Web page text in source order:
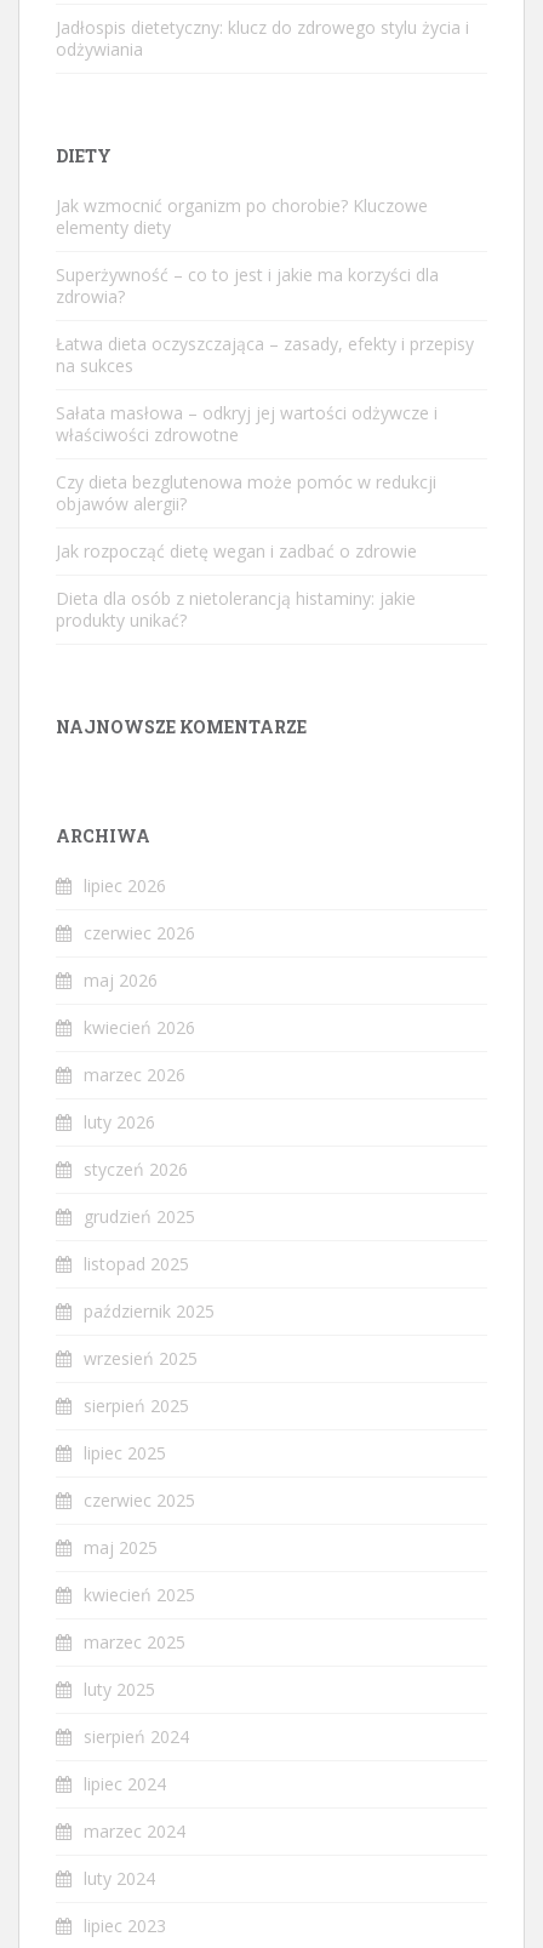
Jadłospis dietetyczny: klucz do zdrowego stylu życia i
odżywiania
DIETY
Jak wzmocnić organizm po chorobie? Kluczowe
elementy diety
Superżywność – co to jest i jakie ma korzyści dla
zdrowia?
Łatwa dieta oczyszczająca – zasady, efekty i przepisy
na sukces
Sałata masłowa – odkryj jej wartości odżywcze i
właściwości zdrowotne
Czy dieta bezglutenowa może pomóc w redukcji
objawów alergii?
Jak rozpocząć dietę wegan i zadbać o zdrowie
Dieta dla osób z nietolerancją histaminy: jakie
produkty unikać?
NAJNOWSZE KOMENTARZE
ARCHIWA
lipiec 2026
czerwiec 2026
maj 2026
kwiecień 2026
marzec 2026
luty 2026
styczeń 2026
grudzień 2025
listopad 2025
październik 2025
wrzesień 2025
sierpień 2025
lipiec 2025
czerwiec 2025
maj 2025
kwiecień 2025
marzec 2025
luty 2025
sierpień 2024
lipiec 2024
marzec 2024
luty 2024
lipiec 2023